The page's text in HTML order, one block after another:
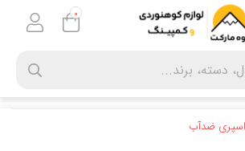
اسپری ضدآب
0